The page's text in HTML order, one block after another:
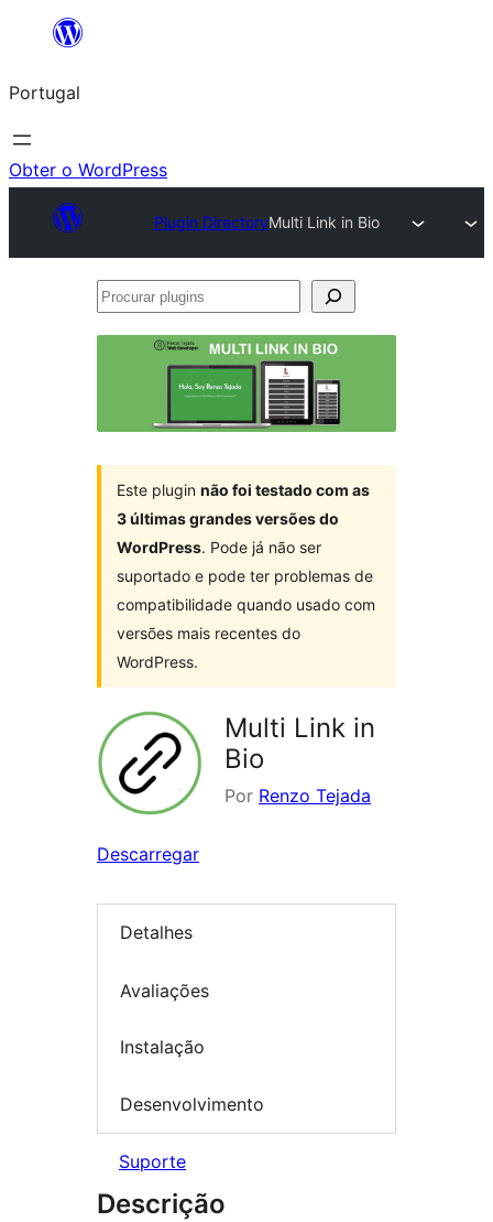
Saltar
o
conteúdo
Portugal
Obter o WordPress
Plugin DirectoryMulti Link in Bio
Procurar
Este plugin não foi testado com as
3 últimas grandes versões do
WordPress. Pode já não ser
suportado e pode ter problemas de
compatibilidade quando usado com
versões mais recentes do
WordPress.
Multi Link in
Bio
Por Renzo Tejada
Descarregar
Detalhes
Avaliações
Instalação
Desenvolvimento
Suporte
Descrição